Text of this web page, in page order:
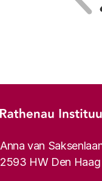
Footer-menu
Rathenau logo, naar
Anna van
2593 HW Den Haag